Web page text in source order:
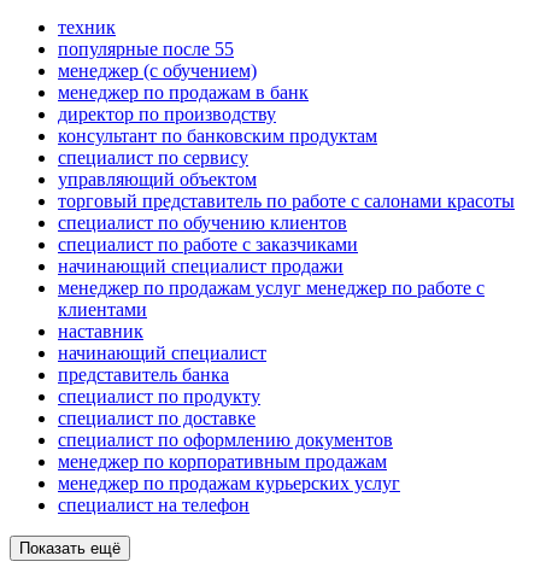
техник
популярные после 55
менеджер (с обучением)
менеджер по продажам в банк
директор по производству
консультант по банковским продуктам
специалист по сервису
управляющий объектом
торговый представитель по работе с салонами красоты
специалист по обучению клиентов
специалист по работе с заказчиками
начинающий специалист продажи
менеджер по продажам услуг менеджер по работе с
клиентами
наставник
начинающий специалист
представитель банка
специалист по продукту
специалист по доставке
специалист по оформлению документов
менеджер по корпоративным продажам
менеджер по продажам курьерских услуг
специалист на телефон
Показать ещё